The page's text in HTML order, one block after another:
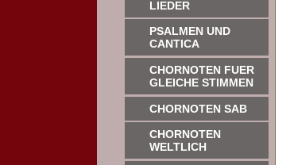
LIEDER
PSALMEN UND
CANTICA
CHORNOTEN FUER
GLEICHE STIMMEN
CHORNOTEN SAB
CHORNOTEN
WELTLICH